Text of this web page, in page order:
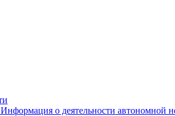
Информация о деятельности автономной